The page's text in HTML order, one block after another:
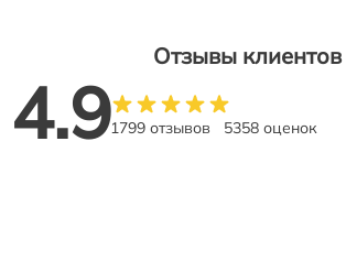
Отзывы клиентов
4.91799 отзывов 5358 оценок